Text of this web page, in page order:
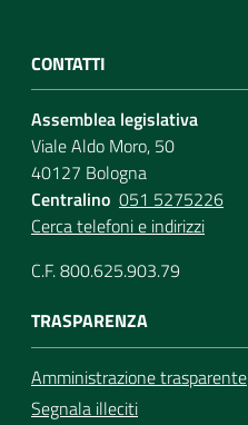
Per i cittadini
CONTATTI
Assemblea legislativa
Viale Aldo Moro, 50
40127 Bologna
Centralino 051 5275226
Cerca telefoni e indirizzi
C.F. 800.625.903.79
TRASPARENZA
Amministrazione trasparente
Segnala illeciti